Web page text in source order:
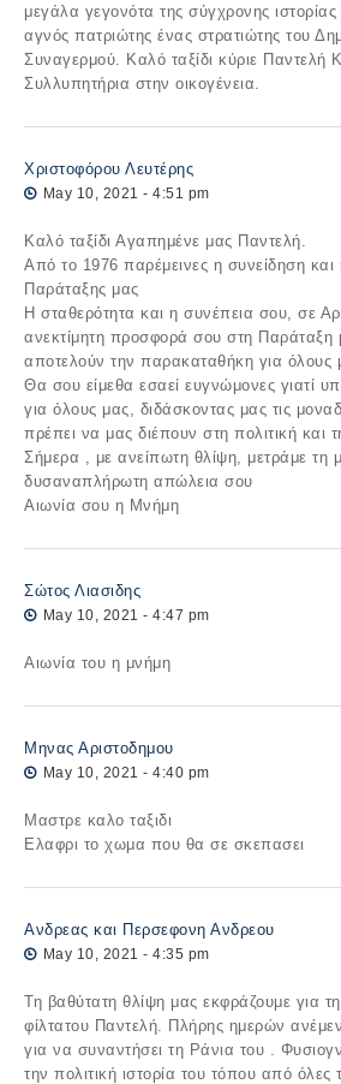
μεγάλα γεγονότα της σύγχρονης
αγνός πατριώτης ένας στρατιώτης του
Συναγερμού. Καλό ταξίδι κύριε Παντελή
Συλλυπητήρια στην οικογένεια.
Χριστοφόρου Λευτέρης
May 10, 2021 - 4:51 pm
Καλό ταξίδι Αγαπημένε μας Παντελή.
Από το 1976 παρέμεινες η συνείδηση
Παράταξης μας
Η σταθερότητα και η συνέπεια σου, σε
ανεκτίμητη προσφορά σου στη Παράταξη
αποτελούν την παρακαταθήκη για όλους
Θα σου είμεθα εσαεί ευγνώμονες γιατί
για όλους μας, διδάσκοντας μας τις
πρέπει να μας διέπουν στη πολιτική και
Σήμερα , με ανείπωτη θλίψη, μετράμε τη
δυσαναπλήρωτη απώλεια σου
Αιωνία σου η Μνήμη
Σώτος Λιασιδης
May 10, 2021 - 4:47 pm
Αιωνία του η μνήμη
Μηνας Αριστοδημου
May 10, 2021 - 4:40 pm
Μαστρε καλο ταξιδι
Ελαφρι το χωμα που θα σε σκεπασει
Ανδρεας και Περσεφονη Ανδρεου
May 10, 2021 - 4:35 pm
Τη βαθύτατη θλίψη μας εκφράζουμε για
φίλτατου Παντελή. Πλήρης ημερών
για να συναντήσει τη Ράνια του .
την πολιτική ιστορία του τόπου από όλες